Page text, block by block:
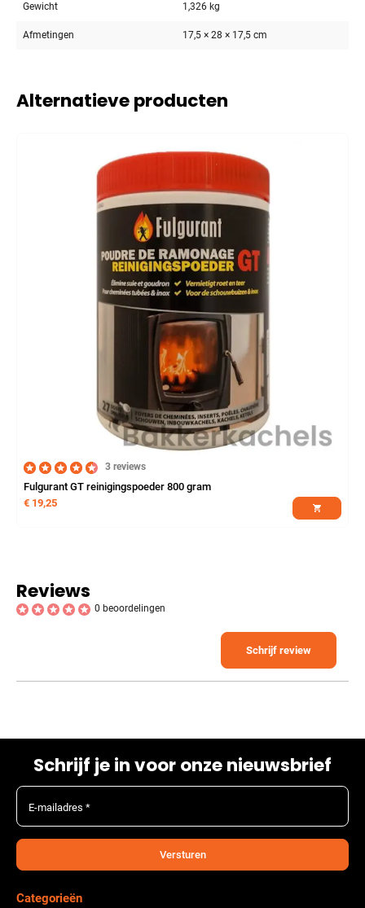
Gewicht 1,326 kg
Afmetingen 17,5 × 28 × 17,5 cm
Alternatieve producten
3 reviews
Fulgurant GT reinigingspoeder 800 gram
€ 19,25
Reviews
0 beoordelingen
Schrijf review
Schrijf je in voor onze nieuwsbrief
E-mailadres *
Versturen
Categorieën